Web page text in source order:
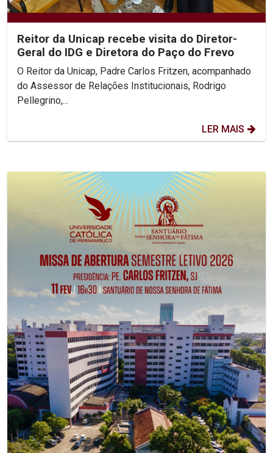
Reitor da Unicap recebe visita do Diretor-
Geral do IDG e Diretora do Paço do Frevo
O Reitor da Unicap, Padre Carlos Fritzen, acompanhado
do Assessor de Relações Institucionais, Rodrigo
Pellegrino,...
LER MAIS